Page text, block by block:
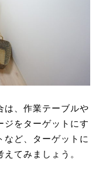
は、作業テーブルや
ジをターゲットにす
など、ターゲットに
てみましょう。